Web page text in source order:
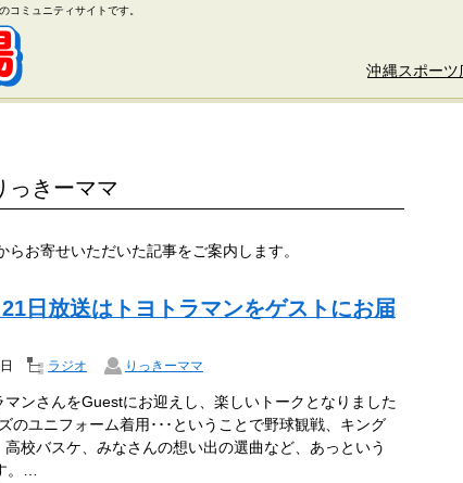
コミュニティサイトです。
沖縄スポーツ
っきーママ
お寄せいただいた記事をご案内します。
日放送はトヨトラマンをゲストにお届
ラジオ りっきーママ
マンさんをGuestにお迎えし、楽しいトークとなりました
のユニフォーム着用･･･ということで野球観戦、キング
高校バスケ、みなさんの想い出の選曲など、あっという
。…